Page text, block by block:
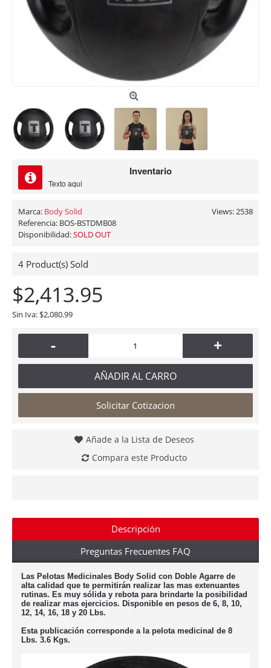
Inventario
Texto aqui
Views: 2538
Marca: Body Solid
Referencia: BOS-BSTDMB08
Disponibilidad:SOLD OUT
4 Product(s) Sold
$2,413.95
Sin Iva: $2,080.99
- +
AÑADIR AL CARRO
Solicitar Cotizacion
Añade a la Lista de Deseos
Compara este Producto
Descripción
Preguntas Frecuentes FAQ
Las Pelotas Medicinales Body Solid con Doble Agarre de
alta calidad que te permitirán realizar las mas extenuantes
rutinas. Es muy sólida y rebota para brindarte la posibilidad
de realizar mas ejercicios. Disponible en pesos de 6, 8, 10,
12, 14, 16, 18 y 20 Lbs.
Esta publicación corresponde a la pelota medicinal de 8
Lbs. 3.6 Kgs.